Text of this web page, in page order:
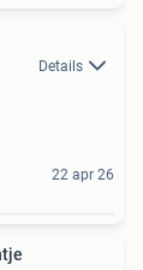
Details
22 apr 26